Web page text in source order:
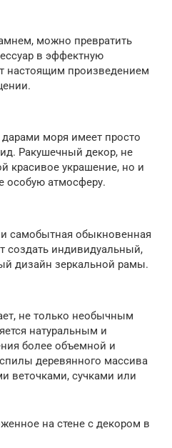
можно превратить
в эффектную
настоящим произведением
моря имеет просто
Ракушечный декор, не
красивое украшение, но и
особую атмосферу.
самобытная обыкновенная
создать индивидуальный,
дизайн зеркальной рамы.
не только необычным
натуральным и
более объемной и
деревянного массива
веточками, сучками или
на стене с декором в